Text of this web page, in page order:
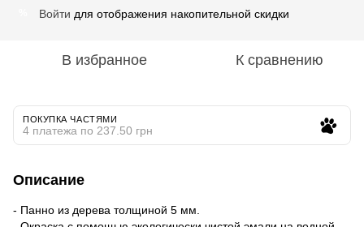
Войти для отображения накопительной скидки
В избранное К сравнению
ПОКУПКА ЧАСТЯМИ
4 платежа по 237.50 грн
Описание
- Панно из дерева толщиной 5 мм.